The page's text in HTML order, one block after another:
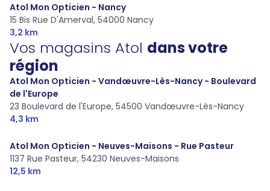
Atol Mon Opticien - Nancy
15 Bis Rue D'Amerval, 54000 Nancy
3,2 km
Vos magasins Atol dans votre
région
Atol Mon Opticien - Vandœuvre-Lès-Nancy - Boulevard
de l'Europe
23 Boulevard de l'Europe, 54500 Vandœuvre-Lès-Nancy
4,3 km
Atol Mon Opticien - Neuves-Maisons - Rue Pasteur
1137 Rue Pasteur, 54230 Neuves-Maisons
12,5 km